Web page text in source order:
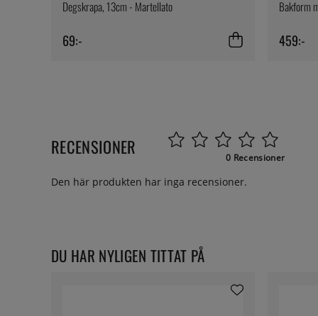
Degskrapa, 13cm - Martellato
69:-
Bakform
459:-
RECENSIONER 0 Recensioner
Den här produkten har inga recensioner.
DU HAR NYLIGEN TITTAT PÅ